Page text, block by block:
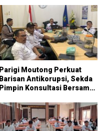
Parigi Moutong Perkuat
Barisan Antikorupsi, Sekda
Pimpin Konsultasi Bersama